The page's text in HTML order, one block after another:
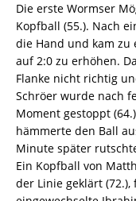
Die erste Wormser
Kopfball (55.). Nach
die Hand und kam zu
auf 2:0 zu erhöhen.
Flanke nicht richtig
Schröer wurde nach
Moment gestoppt
hämmerte den Ball
Minute später
Ein Kopfball von
der Linie geklärt